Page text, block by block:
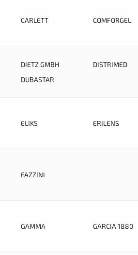
CARLETT COMFORGEL
DIETZ GMBH DISTRIMED
DUBASTAR
ELIKS ERILENS
FAZZINI
GAMMA GARCIA 1880